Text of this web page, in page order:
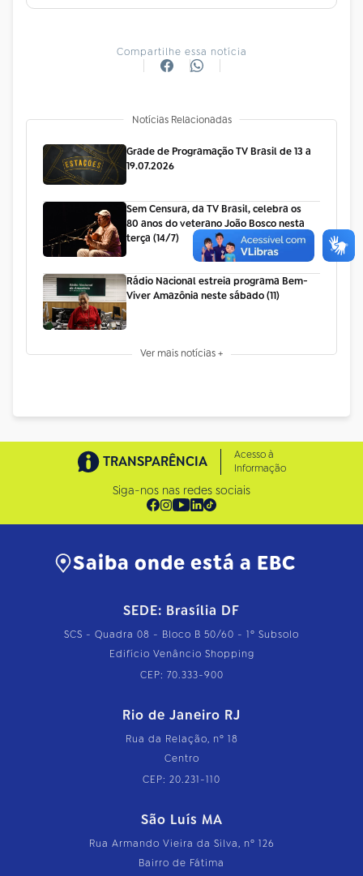
Compartilhe essa notícia
Notícias Relacionadas
Grade de Programação TV Brasil de 13 a
19.07.2026
Sem Censura, da TV Brasil, celebra os
80 anos do veterano João Bosco nesta
terça (14/7)
Rádio Nacional estreia programa Bem-
Viver Amazônia neste sábado (11)
Ver mais notícias +
TRANSPARÊNCIA
Acesso à
Informação
Siga-nos nas redes sociais
Saiba onde está a EBC
SEDE: Brasília DF
SCS - Quadra 08 - Bloco B 50/60 - 1º Subsolo
Edifício Venâncio Shopping
CEP: 70.333-900
Rio de Janeiro RJ
Rua da Relação, nº 18
Centro
CEP: 20.231-110
São Luís MA
Rua Armando Vieira da Silva, nº 126
Bairro de Fátima